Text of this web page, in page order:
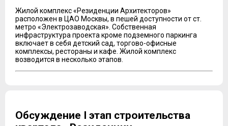
Жилой комплекс «Резиденции Архитекторов»
расположен в ЦАО Москвы, в пешей доступности от ст.
метро «Электрозаводская». Собственная
инфраструктура проекта кроме подземного паркинга
включает в себя детский сад, торгово-офисные
комплексы, рестораны и кафе. Жилой комплекс
возводится в несколько этапов.
Обсуждение I этап строительства